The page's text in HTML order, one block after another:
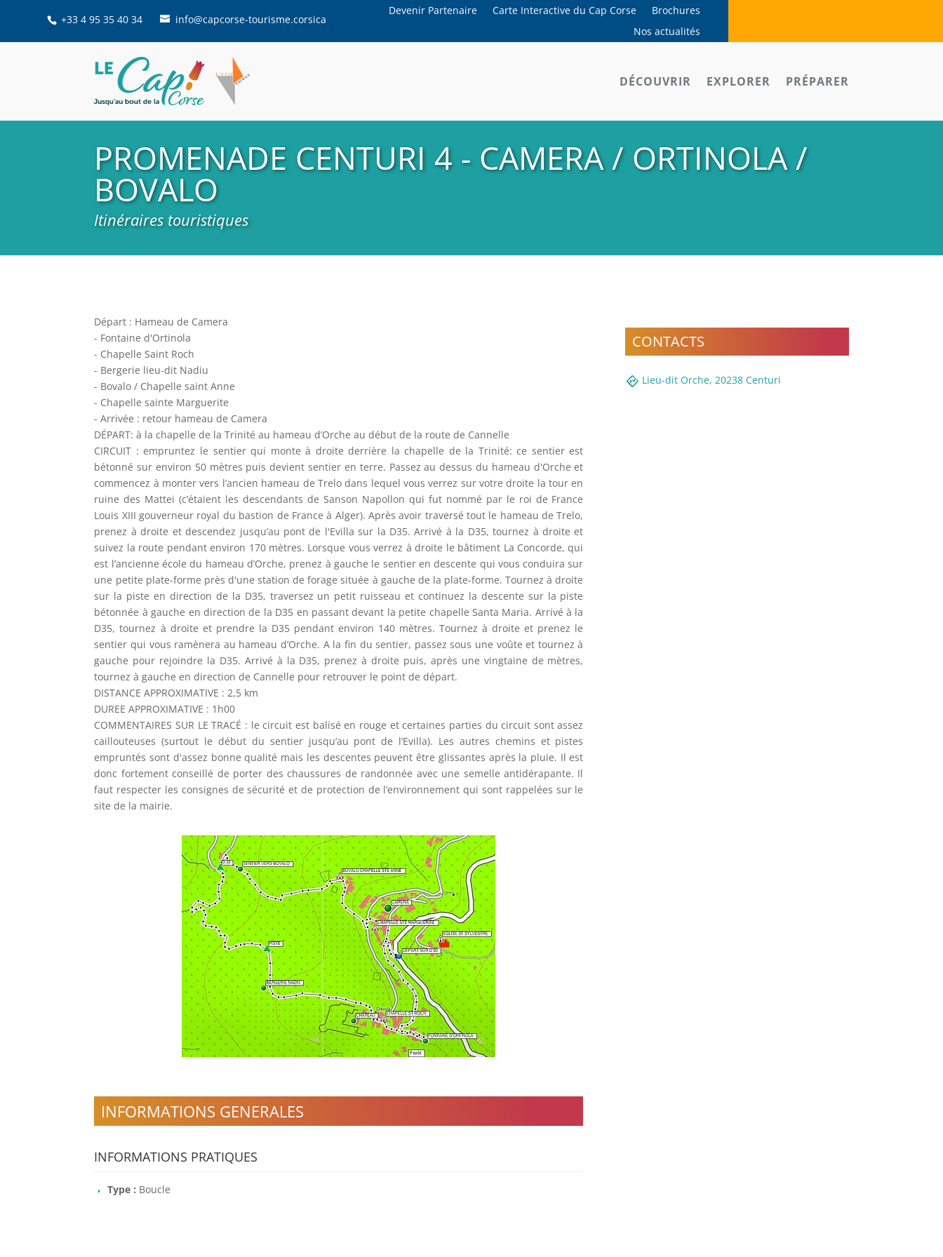
+33 4 95 35 40 34 info@capcorse-tourisme.corsica
Devenir Partenaire Carte Interactive du Cap Corse
Brochures
Nos actualités
DÉCOUVRIR EXPLORER PRÉPARER
PROMENADE CENTURI 4 - CAMERA / ORTINOLA /
BOVALO
Itinéraires touristiques
Départ : Hameau de Camera
- Fontaine d'Ortinola
- Chapelle Saint Roch
- Bergerie lieu-dit Nadiu
- Bovalo / Chapelle saint Anne
- Chapelle sainte Marguerite
- Arrivée : retour hameau de Camera
DÉPART: à la chapelle de la Trinité au hameau d’Orche au début de la route de Cannelle
CIRCUIT : empruntez le sentier qui monte à droite derrière la chapelle de la Trinité: ce sentier est
bétonné sur environ 50 mètres puis devient sentier en terre. Passez au dessus du hameau d'Orche et
commencez à monter vers l’ancien hameau de Trelo dans lequel vous verrez sur votre droite la tour en
ruine des Mattei (c’étaient les descendants de Sanson Napollon qui fut nommé par le roi de France
Louis XIII gouverneur royal du bastion de France à Alger). Après avoir traversé tout le hameau de Trelo,
prenez à droite et descendez jusqu’au pont de l'Evilla sur la D35. Arrivé à la D35, tournez à droite et
suivez la route pendant environ 170 mètres. Lorsque vous verrez à droite le bâtiment La Concorde, qui
est l’ancienne école du hameau d’Orche, prenez à gauche le sentier en descente qui vous conduira sur
une petite plate-forme près d'une station de forage située à gauche de la plate-forme. Tournez à droite
sur la piste en direction de la D35, traversez un petit ruisseau et continuez la descente sur la piste
bétonnée à gauche en direction de la D35 en passant devant la petite chapelle Santa Maria. Arrivé à la
D35, tournez à droite et prendre la D35 pendant environ 140 mètres. Tournez à droite et prenez le
sentier qui vous ramènera au hameau d’Orche. A la fin du sentier, passez sous une voûte et tournez à
gauche pour rejoindre la D35. Arrivé à la D35, prenez à droite puis, après une vingtaine de mètres,
tournez à gauche en direction de Cannelle pour retrouver le point de départ.
DISTANCE APPROXIMATIVE : 2,5 km
DUREE APPROXIMATIVE : 1h00
COMMENTAIRES SUR LE TRACÉ : le circuit est balisé en rouge et certaines parties du circuit sont assez
caillouteuses (surtout le début du sentier jusqu’au pont de l’Evilla). Les autres chemins et pistes
empruntés sont d'assez bonne qualité mais les descentes peuvent être glissantes après la pluie. Il est
donc fortement conseillé de porter des chaussures de randonnée avec une semelle antidérapante. Il
faut respecter les consignes de sécurité et de protection de l’environnement qui sont rappelées sur le
site de la mairie.
INFORMATIONS GENERALES
INFORMATIONS PRATIQUES
Type : Boucle
CONTACTS
directions Lieu-dit Orche, 20238 Centuri